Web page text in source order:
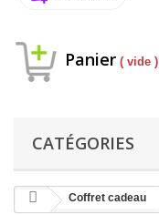
Panier ( vide )
CATÉGORIES
Coffret cadeau